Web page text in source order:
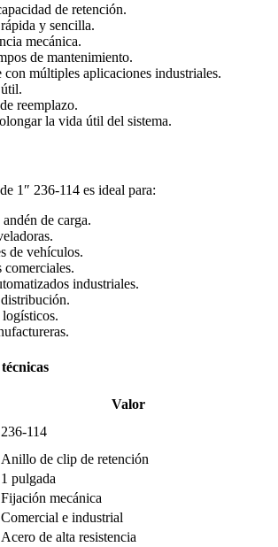
de retención.
y sencilla.
mecánica.
de mantenimiento.
con múltiples aplicaciones industriales.
reemplazo.
la vida útil del sistema.
1″ 236-114 es ideal para:
de carga.
de vehículos.
comerciales.
industriales.
Valor
236-114
Anillo de clip de retención
1 pulgada
Fijación mecánica
Comercial e industrial
Acero de alta resistencia